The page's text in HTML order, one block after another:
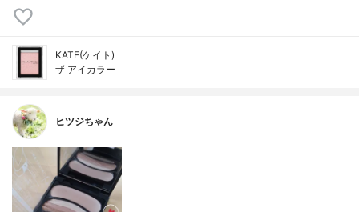
KATE(ケイト)
ザ アイカラー
ヒツジちゃん